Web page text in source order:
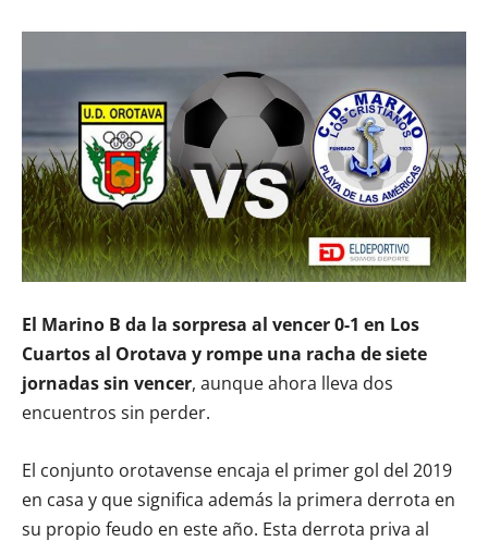
El Marino B da la sorpresa al vencer 0-1 en Los
Cuartos al Orotava y rompe una racha de siete
jornadas sin vencer, aunque ahora lleva dos
encuentros sin perder.
El conjunto orotavense encaja el primer gol del 2019
en casa y que significa además la primera derrota en
su propio feudo en este año. Esta derrota priva al